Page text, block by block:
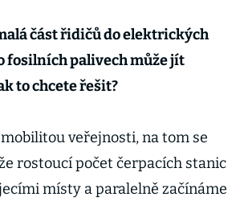
šéf Renaultu
část řidičů do elektrických
fosilních palivech může jít
to chcete řešit?
veřejnosti, na tom se
rostoucí počet čerpacích stanic
místy a paralelně začínáme